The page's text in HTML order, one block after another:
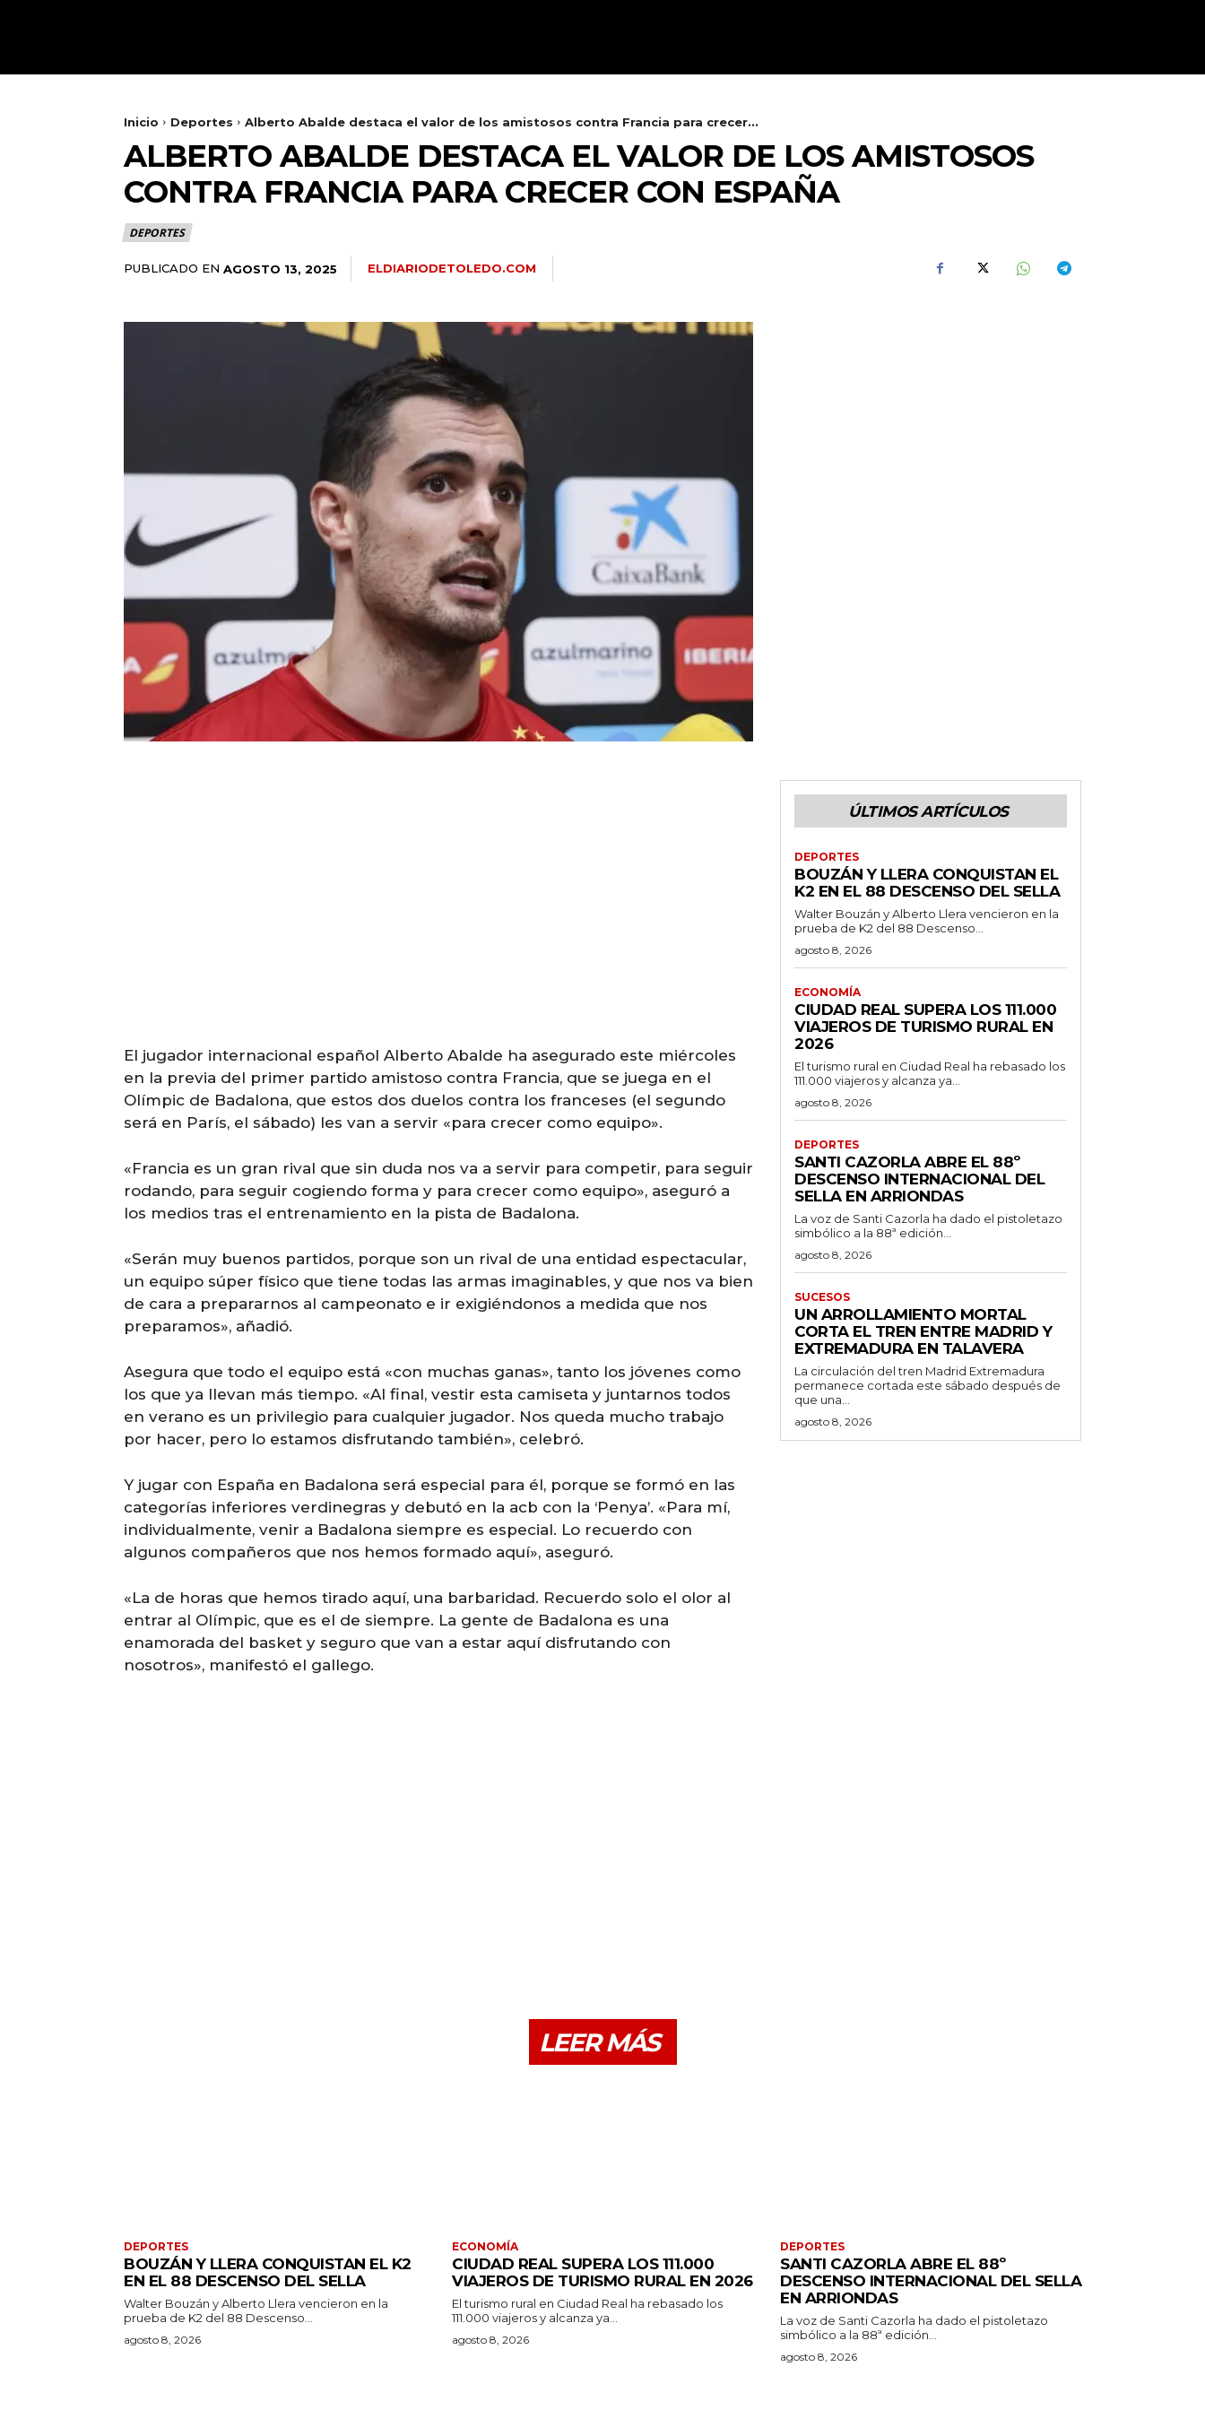
Inicio Deportes Alberto Abalde destaca el valor de los amistosos contra Francia para crecer...
ALBERTO ABALDE DESTACA EL VALOR DE LOS AMISTOSOS
CONTRA FRANCIA PARA CRECER CON ESPAÑA
DEPORTES
PUBLICADO EN AGOSTO 13, 2025 ELDIARIODETOLEDO.COM
El jugador internacional español Alberto Abalde ha asegurado este miércoles
en la previa del primer partido amistoso contra Francia, que se juega en el
Olímpic de Badalona, que estos dos duelos contra los franceses (el segundo
será en París, el sábado) les van a servir «para crecer como equipo».
«Francia es un gran rival que sin duda nos va a servir para competir, para seguir
rodando, para seguir cogiendo forma y para crecer como equipo», aseguró a
los medios tras el entrenamiento en la pista de Badalona.
«Serán muy buenos partidos, porque son un rival de una entidad espectacular,
un equipo súper físico que tiene todas las armas imaginables, y que nos va bien
de cara a prepararnos al campeonato e ir exigiéndonos a medida que nos
preparamos», añadió.
Asegura que todo el equipo está «con muchas ganas», tanto los jóvenes como
los que ya llevan más tiempo. «Al final, vestir esta camiseta y juntarnos todos
en verano es un privilegio para cualquier jugador. Nos queda mucho trabajo
por hacer, pero lo estamos disfrutando también», celebró.
Y jugar con España en Badalona será especial para él, porque se formó en las
categorías inferiores verdinegras y debutó en la acb con la ‘Penya’. «Para mí,
individualmente, venir a Badalona siempre es especial. Lo recuerdo con
algunos compañeros que nos hemos formado aquí», aseguró.
«La de horas que hemos tirado aquí, una barbaridad. Recuerdo solo el olor al
entrar al Olímpic, que es el de siempre. La gente de Badalona es una
enamorada del basket y seguro que van a estar aquí disfrutando con
nosotros», manifestó el gallego.
ÚLTIMOS ARTÍCULOS
DEPORTES
BOUZÁN Y LLERA CONQUISTAN EL
K2 EN EL 88 DESCENSO DEL SELLA
Walter Bouzán y Alberto Llera vencieron en la
prueba de K2 del 88 Descenso...
agosto 8, 2026
ECONOMÍA
CIUDAD REAL SUPERA LOS 111.000
VIAJEROS DE TURISMO RURAL EN
2026
El turismo rural en Ciudad Real ha rebasado los
111.000 viajeros y alcanza ya...
agosto 8, 2026
DEPORTES
SANTI CAZORLA ABRE EL 88º
DESCENSO INTERNACIONAL DEL
SELLA EN ARRIONDAS
La voz de Santi Cazorla ha dado el pistoletazo
simbólico a la 88ª edición...
agosto 8, 2026
SUCESOS
UN ARROLLAMIENTO MORTAL
CORTA EL TREN ENTRE MADRID Y
EXTREMADURA EN TALAVERA
La circulación del tren Madrid Extremadura
permanece cortada este sábado después de
que una...
agosto 8, 2026
LEER MÁS
DEPORTES
BOUZÁN Y LLERA CONQUISTAN EL K2
EN EL 88 DESCENSO DEL SELLA
Walter Bouzán y Alberto Llera vencieron en la
prueba de K2 del 88 Descenso...
agosto 8, 2026
ECONOMÍA
CIUDAD REAL SUPERA LOS 111.000
VIAJEROS DE TURISMO RURAL EN 2026
El turismo rural en Ciudad Real ha rebasado los
111.000 viajeros y alcanza ya...
agosto 8, 2026
DEPORTES
SANTI CAZORLA ABRE EL 88º
DESCENSO INTERNACIONAL DEL SELLA
EN ARRIONDAS
La voz de Santi Cazorla ha dado el pistoletazo
simbólico a la 88ª edición...
agosto 8, 2026